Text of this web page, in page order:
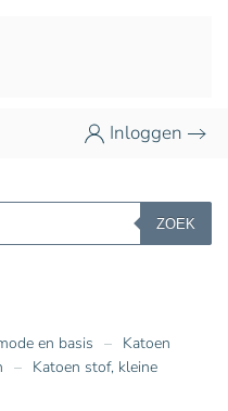
Inloggen
ZOEK
en basis
Katoen
Katoen stof, kleine